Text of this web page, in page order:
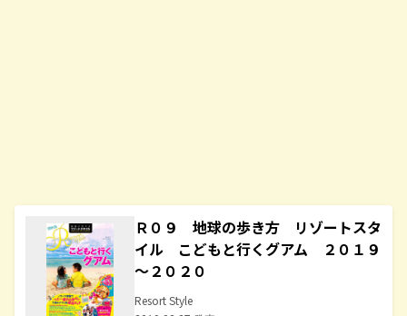
Ｒ０９ 地球の歩き方 リゾートスタ
イル こどもと行くグアム ２０１９
～２０２０
Resort Style